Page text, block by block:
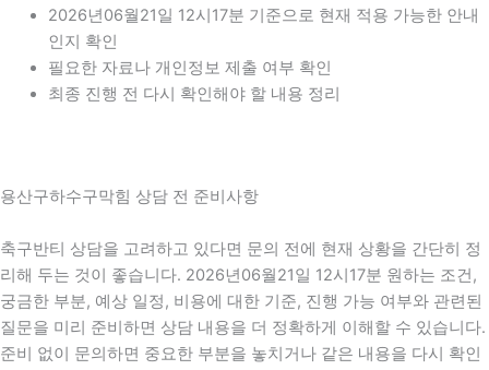
2026년06월21일 12시17분 기준으로 현재 적용 가능한 안내
인지 확인
필요한 자료나 개인정보 제출 여부 확인
최종 진행 전 다시 확인해야 할 내용 정리
용산구하수구막힘 상담 전 준비사항
축구반티 상담을 고려하고 있다면 문의 전에 현재 상황을 간단히 정
리해 두는 것이 좋습니다. 2026년06월21일 12시17분 원하는 조건,
궁금한 부분, 예상 일정, 비용에 대한 기준, 진행 가능 여부와 관련된
질문을 미리 준비하면 상담 내용을 더 정확하게 이해할 수 있습니다.
준비 없이 문의하면 중요한 부분을 놓치거나 같은 내용을 다시 확인